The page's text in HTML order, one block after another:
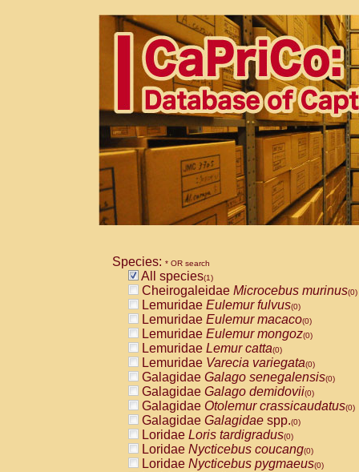
Species: * OR search
All species(1)
Cheirogaleidae Microcebus murinus(0)
Lemuridae Eulemur fulvus(0)
Lemuridae Eulemur macaco(0)
Lemuridae Eulemur mongoz(0)
Lemuridae Lemur catta(0)
Lemuridae Varecia variegata(0)
Galagidae Galago senegalensis(0)
Galagidae Galago demidovii(0)
Galagidae Otolemur crassicaudatus(0)
Galagidae Galagidae spp.(0)
Loridae Loris tardigradus(0)
Loridae Nycticebus coucang(0)
Loridae Nycticebus pygmaeus(0)